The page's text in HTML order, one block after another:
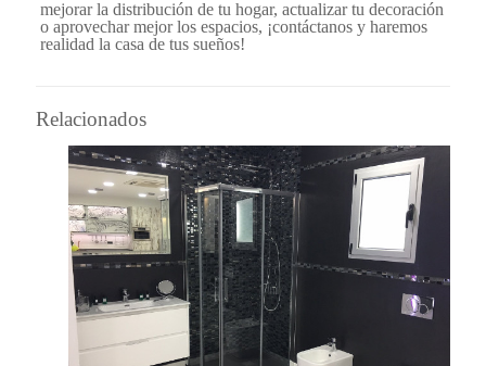
mejorar la distribución de tu hogar, actualizar tu decoración
o aprovechar mejor los espacios, ¡contáctanos y haremos
realidad la casa de tus sueños!
Relacionados